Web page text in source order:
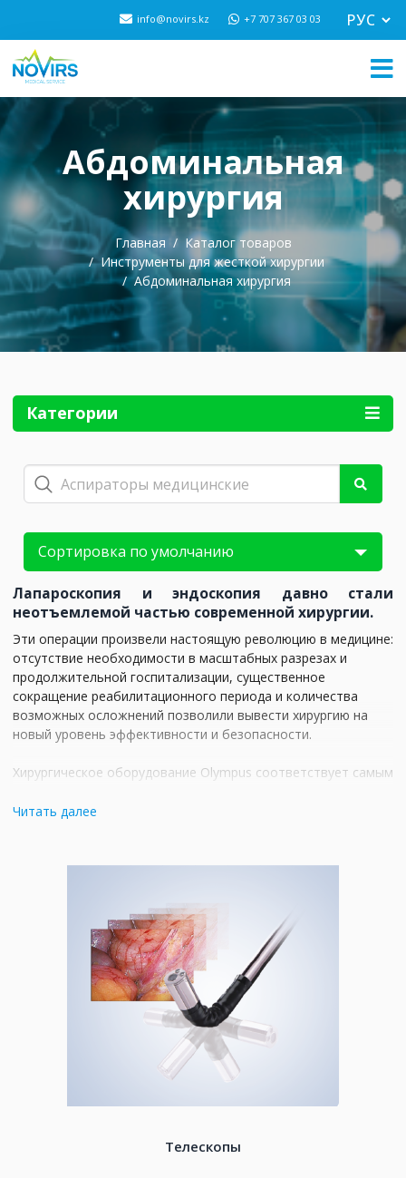
info@novirs.kz +7 707 367 03 03
Абдоминальная
хирургия
Главная
Каталог товаров
Инструменты для жесткой хирургии
Абдоминальная хирургия
Категории
Лапароскопия и эндоскопия давно стали
неотъемлемой частью современной хирургии.
Эти операции произвели настоящую революцию в медицине:
отсутствие необходимости в масштабных разрезах и
продолжительной госпитализации, существенное
сокращение реабилитационного периода и количества
возможных осложнений позволили вывести хирургию на
новый уровень эффективности и безопасности.
Хирургическое оборудование Olympus соответствует самым
и удобное в обращении, максимально атравматичное и
полный ассортимент оборудования от нашего партнера,
флагмана в области медицинских технологий, компании
Линейка хирургического оборудования включает в
себя всё необходимое для проведения
малоинвазивных операций:
- лапароскопы, видеоскопы и телескопы,
оснащенные новейшими оптическими
Читать далее
Телескопы